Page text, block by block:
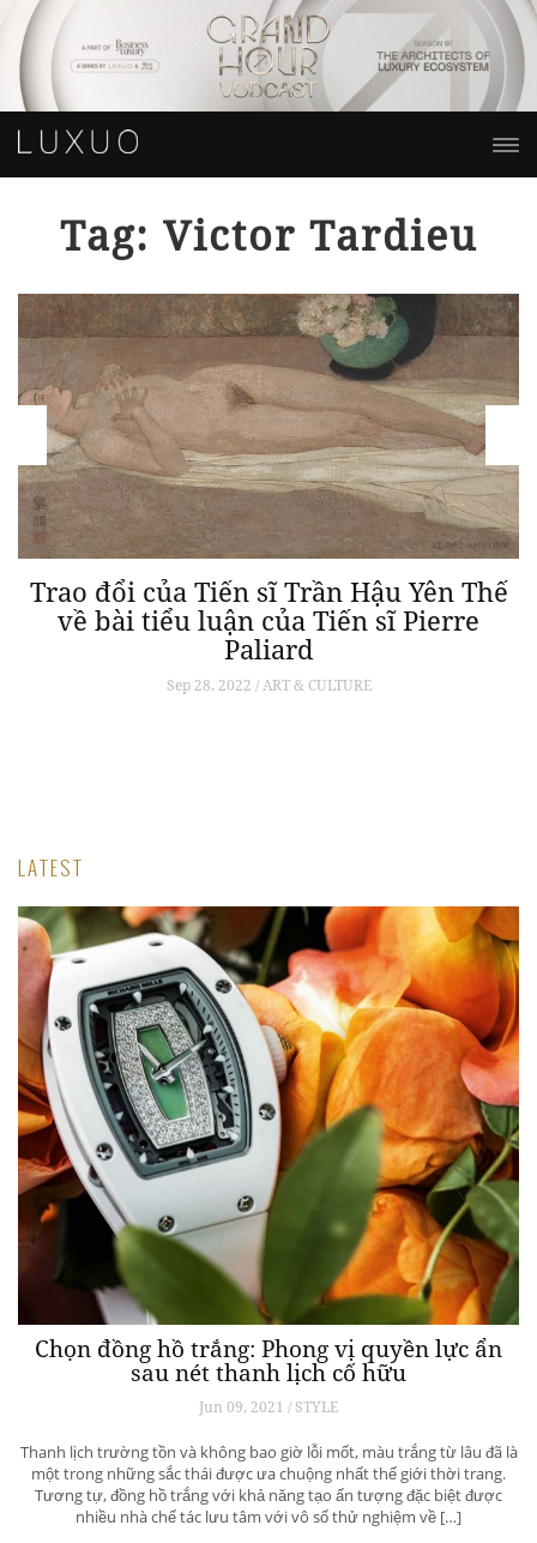
Tag: Victor Tardieu
Trao đổi của Tiến sĩ Trần Hậu Yên Thế
về bài tiểu luận của Tiến sĩ Pierre
Paliard
Sep 28, 2022 / ART & CULTURE
LATEST
Chọn đồng hồ trắng: Phong vị quyền lực ẩn
sau nét thanh lịch cố hữu
Jun 09, 2021 / STYLE
Thanh lịch trường tồn và không bao giờ lỗi mốt, màu trắng từ lâu đã là
một trong những sắc thái được ưa chuộng nhất thế giới thời trang.
Tương tự, đồng hồ trắng với khả năng tạo ấn tượng đặc biệt được
nhiều nhà chế tác lưu tâm với vô số thử nghiệm về […]